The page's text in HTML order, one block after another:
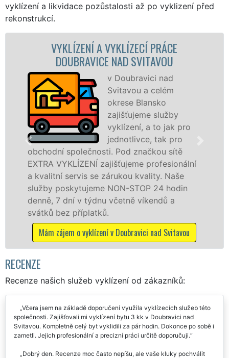
vyklízení a likvidace pozůstalosti až po vyklizení před
rekonstrukcí.
PRÁCE
SVITAVOU
Doubravici nad
a celém
Blansko
služby
a to jak pro
tak pro
Pod značkou sítě
profesionální
kvality. Naše
STOP 24 hodin
víkendů a
Doubravici nad Svitavou
VYKLÍZECÍ PRÁCE A
v Doubravici nad
Poskytujeme tuto
právnickým osobám
odvedené práce, a to
dalších příplatků.
Mám zájem o vyklízecí
RECENZE
Recenze našich služeb vyklízení od zákazníků:
Včera jsem na základě doporučení využila vyklízecích služeb této
společnosti. Zajišťovali mi vyklízení bytu 3 kk v Doubravici nad
Svitavou. Kompletně celý byt vyklidili za pár hodin. Dokonce po sobě i
zametli. Jejich profesionální a precizní práci určitě doporučuji.
Dobrý den. Recenze moc často nepíšu, ale vaše kluky pochválit